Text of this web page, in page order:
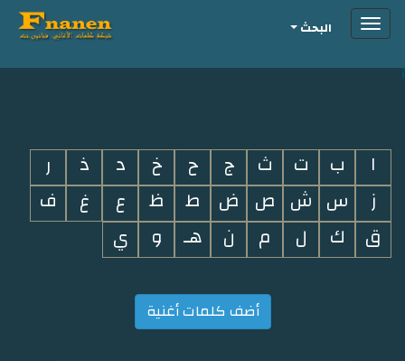
i
Toggleالبحث
ا ب ت ث ج ح خ د ذ
ر
ز
س ش ص ض ط ظ ع غ
ف
ق
ك ل م ن هـ و ي
أضف كلمات أغنية